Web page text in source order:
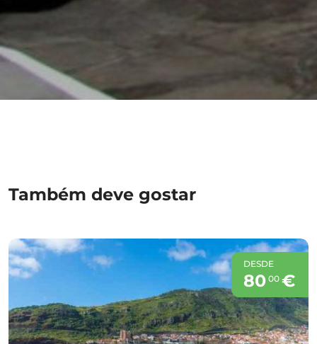
very informative.
We can fully recommend this tour
and would happily do it again.
Também deve gostar
DESDE
80 00€